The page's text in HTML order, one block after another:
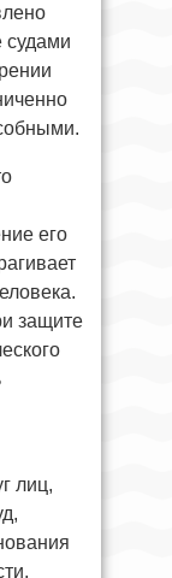
судами
его
защите
лиц,